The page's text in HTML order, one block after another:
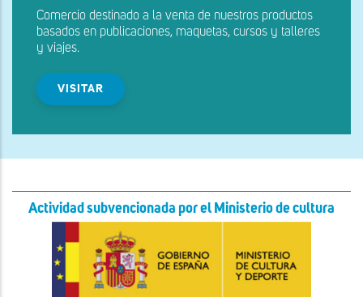
Comercio destinado a la venta de nuestros productos
basados en publicaciones, maquetas, cursos y talleres
y viajes.
VISITAR
Actividad subvencionada por el Ministerio de cultura